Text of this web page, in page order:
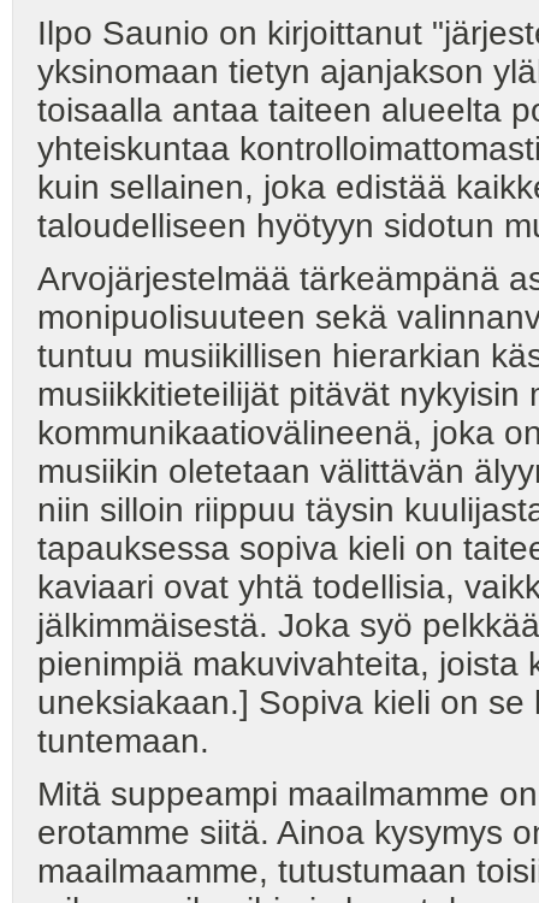
Ilpo Saunio on kirjoittanut
yksinomaan tietyn ajanjakson
toisaalla antaa taiteen alueelta
yhteiskuntaa
kuin sellainen, joka edistää
taloudelliseen hyötyyn sidotun
Arvojärjestelmää tärkeämpänä
monipuolisuuteen sekä
tuntuu musiikillisen hierarkian
musiikkitieteilijät pitävät
kommunikaatiovälineenä, joka
musiikin oletetaan välittävän
niin silloin riippuu täysin
tapauksessa sopiva kieli on
kaviaari ovat yhtä todellisia,
jälkimmäisestä. Joka syö
pienimpiä makuvivahteita, joista
uneksiakaan.] Sopiva kieli on
tuntemaan.
Mitä suppeampi maailmamme
erotamme siitä. Ainoa kysymys
maailmaamme, tutustumaan